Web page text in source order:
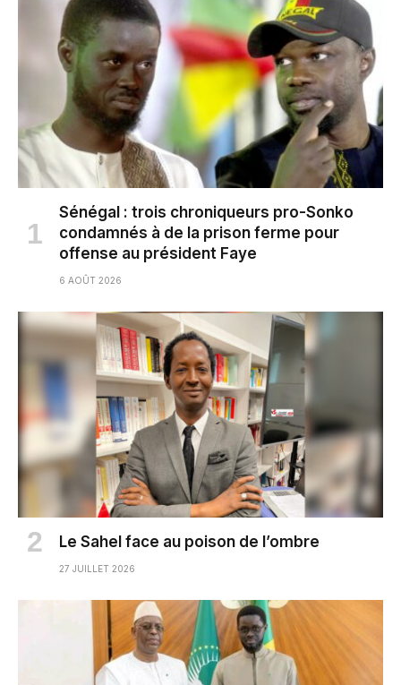
Sénégal : trois chroniqueurs pro-Sonko
condamnés à de la prison ferme pour
offense au président Faye
6 AOÛT 2026
Le Sahel face au poison de l’ombre
27 JUILLET 2026